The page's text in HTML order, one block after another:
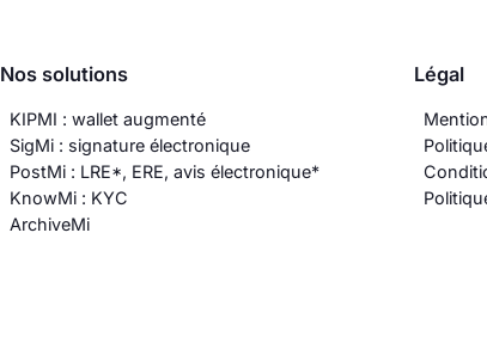
Nos solutions
KIPMI : wallet augmenté
SigMi : signature électronique
PostMi : LRE*, ERE, avis électronique*
KnowMi : KYC
ArchiveMi
Légal